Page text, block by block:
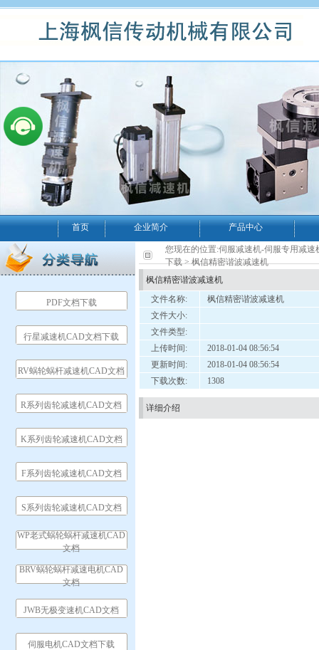
首页 企业简介 产品中心
PDF文档下载
行星减速机CAD文档下载
RV蜗轮蜗杆减速机CAD文档
R系列齿轮减速机CAD文档
K系列齿轮减速机CAD文档
F系列齿轮减速机CAD文档
S系列齿轮减速机CAD文档
WP老式蜗轮蜗杆减速机CAD
文档
BRV蜗轮蜗杆减速电机CAD
文档
JWB无极变速机CAD文档
伺服电机CAD文档下载
您现在的位置:伺服减速机-伺服专用减
下载> 枫信精密谐波减速机
枫信精密谐波减速机
文件名称:
枫信精密谐波减速机
文件大小:
文件类型:
上传时间:
2018-01-04 08:56:54
更新时间:
2018-01-04 08:56:54
下载次数:
1308
详细介绍